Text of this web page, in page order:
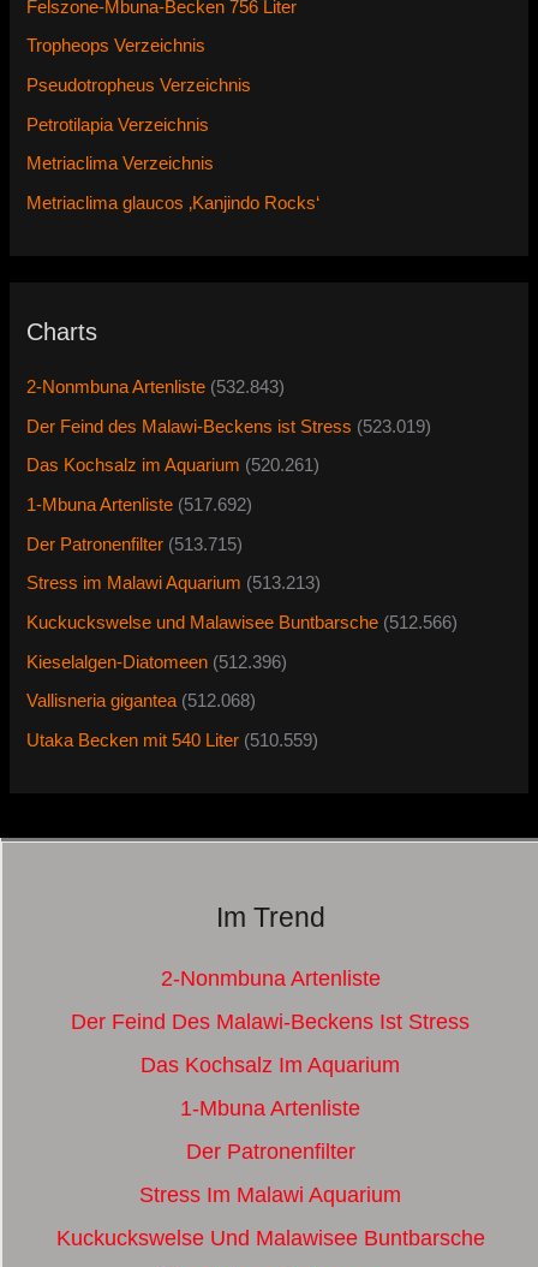
Felszone-Mbuna-Becken 756 Liter
Tropheops Verzeichnis
Pseudotropheus Verzeichnis
Petrotilapia Verzeichnis
Metriaclima Verzeichnis
Metriaclima glaucos ‚Kanjindo Rocks‘
Charts
2-Nonmbuna Artenliste (532.843)
Der Feind des Malawi-Beckens ist Stress (523.019)
Das Kochsalz im Aquarium (520.261)
1-Mbuna Artenliste (517.692)
Der Patronenfilter (513.715)
Stress im Malawi Aquarium (513.213)
Kuckuckswelse und Malawisee Buntbarsche (512.566)
Kieselalgen-Diatomeen (512.396)
Vallisneria gigantea (512.068)
Utaka Becken mit 540 Liter (510.559)
Im Trend
2-Nonmbuna Artenliste
Der Feind Des Malawi-Beckens Ist Stress
Das Kochsalz Im Aquarium
1-Mbuna Artenliste
Der Patronenfilter
Stress Im Malawi Aquarium
Kuckuckswelse Und Malawisee Buntbarsche